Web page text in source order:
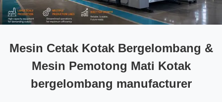
Mesin Cetak Kotak Bergelombang &
Mesin Pemotong Mati Kotak
bergelombang manufacturer